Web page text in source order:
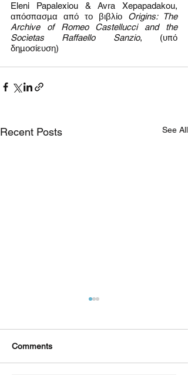
Eleni Papalexiou & Avra Xepapadakou,
απόσπασμα από το βιβλίο Origins: The
Archive of Romeo Castellucci and the
Socìetas Raffaello Sanzio, (υπό
δημοσίευση)
Recent Posts See All
Comments